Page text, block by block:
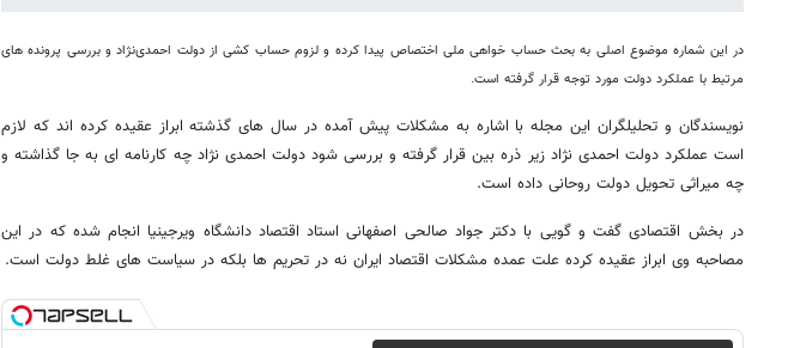
در این شماره موضوع اصلی به بحث حساب خواهی ملی اختصاص پیدا کرده و لزوم حساب کشی از دولت احمدی‌نژاد و بررسی پرونده های
مرتبط با عملکرد دولت مورد توجه قرار گرفته است.
نویسندگان و تحلیلگران این مجله با اشاره به مشکلات پیش آمده در سال های گذشته ابراز عقیده کرده اند که لازم
است عملکرد دولت احمدی نژاد زیر ذره بین قرار گرفته و بررسی شود دولت احمدی نژاد چه کارنامه ای به جا گذاشته و
چه میراثی تحویل دولت روحانی داده است.
در بخش اقتصادی گفت و گویی با دکتر جواد صالحی اصفهانی استاد اقتصاد دانشگاه ویرجینیا انجام شده که در این
مصاحبه وی ابراز عقیده کرده علت عمده مشکلات اقتصاد ایران نه در تحریم ها بلکه در سیاست های غلط دولت است.